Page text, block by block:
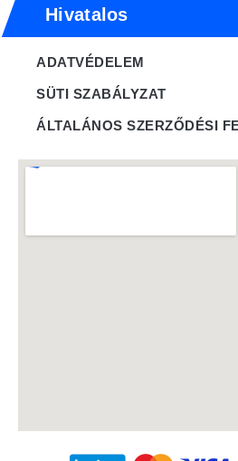
ADATVÉDELEM
SÜTI SZABÁLYZAT
ÁLTALÁNOS SZERZŐDÉSI
Hivatalos